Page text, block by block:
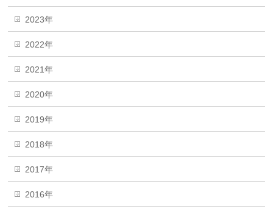
2023年
2022年
2021年
2020年
2019年
2018年
2017年
2016年